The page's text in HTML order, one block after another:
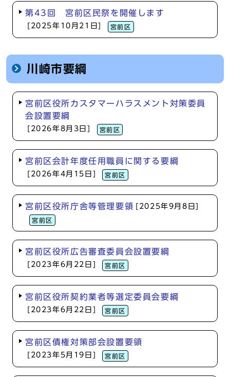
第43回 宮前区民祭を開催します
[2025年10月21日] 宮前区
川崎市要綱
宮前区役所カスタマーハラスメント対策委員
会設置要綱
[2026年8月3日] 宮前区
宮前区会計年度任用職員に関する要綱
[2026年4月15日] 宮前区
宮前区役所庁舎等管理要領 [2025年9月8日]
宮前区
宮前区役所広告審査委員会設置要綱
[2023年6月22日] 宮前区
宮前区役所契約業者等選定委員会要綱
[2023年6月22日] 宮前区
宮前区債権対策部会設置要領
[2023年5月19日] 宮前区